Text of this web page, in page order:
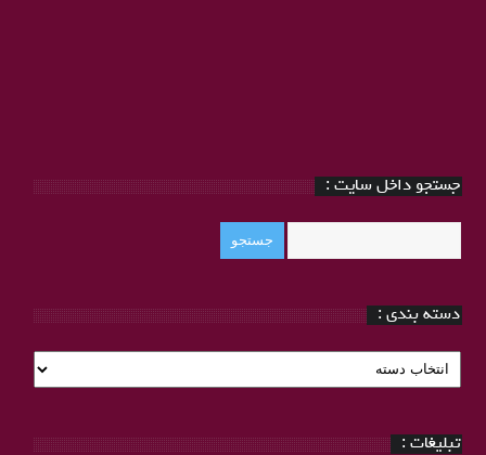
جستجو داخل سایت :
دسته بندی :
دسته
بندی
تبلیغات :